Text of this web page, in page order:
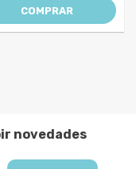
COMPRAR
novedades